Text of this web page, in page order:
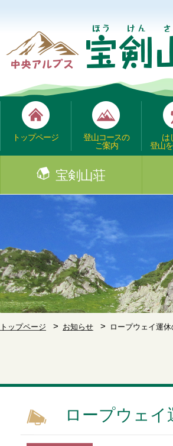
トップページ
登山コースの
ご案内
は
登山
宝剣山荘
トップページ お知らせ ロープウェイ運
ロープウェ